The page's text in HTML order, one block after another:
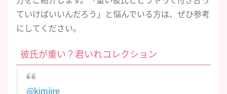
ていけばいいんだろう」と悩んでいる方は、ぜひ参考
にしてください。
彼氏が重い？君いれコレクション
@kimiire